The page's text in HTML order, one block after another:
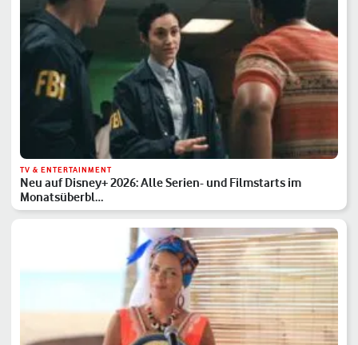
TV & ENTERTAINMENT
Neu auf Disney+ 2026: Alle Serien- und Filmstarts im
Monatsüberbl…